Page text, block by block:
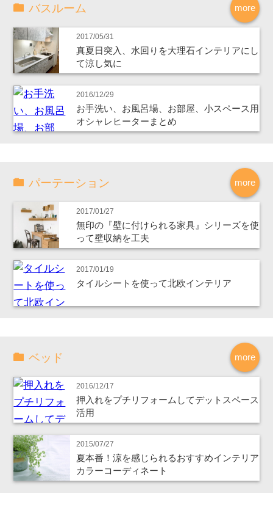
more
バスルーム
2017/05/31
真夏日突入、水回りを大理石インテリアにし
て涼し気に
2016/12/29
お手洗い、お風呂場、お部屋、小スペース用
オシャレヒーターまとめ
more
パーテーション
2017/01/27
無印の『壁に付けられる家具』シリーズを使
って壁収納を工夫
2017/01/19
タイルシートを使って北欧インテリア
more
ベッド
2016/12/17
押入れをプチリフォームしてデットスペース
活用
2015/07/27
夏本番！涼を感じられるおすすめインテリア
カラーコーディネート